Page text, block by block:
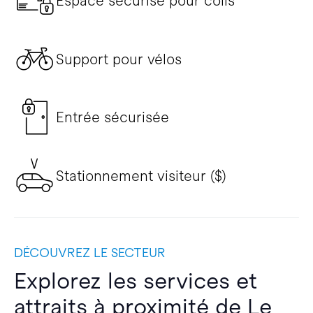
Support pour vélos
Entrée sécurisée
Stationnement visiteur ($)
DÉCOUVREZ LE SECTEUR
Explorez les services et
attraits à proximité de Le